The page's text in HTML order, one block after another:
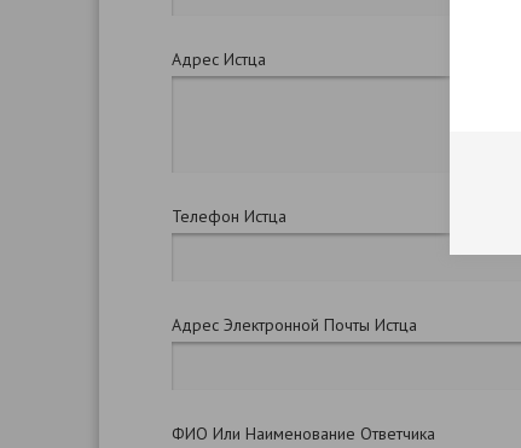
Адрес Истца
Телефон Истца
Адрес Электронной Почты Истца
ФИО Или Наименование Ответчика